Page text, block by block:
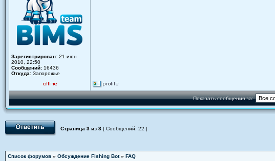
Зарегистрирован: 21 июн
2010, 22:50
Сообщений: 16436
Откуда: Запорожье
Показать сообщения за:
Страница 3 из 3 [ Сообщений: 22 ]
Список форумов » Обсуждение Fishing Bot» FAQ